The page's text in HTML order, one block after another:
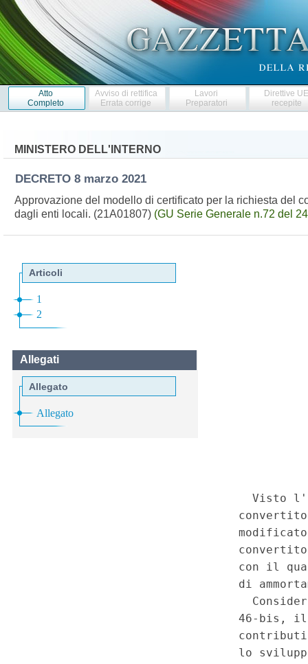
Atto
Completo
Avviso di rettifica
Errata corrige
Lavori
Preparatori
Direttive
recepite
MINISTERO DELL'INTERNO
DECRETO 8 marzo 2021
Approvazione del modello di certificato per la richiesta del
dagli enti locali. (21A01807) (GU Serie Generale n.72 del